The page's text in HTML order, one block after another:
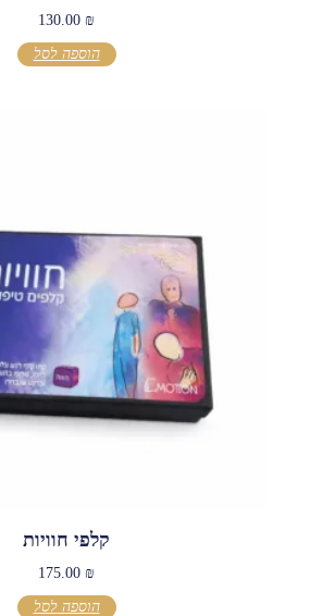
130.00 ₪
הוספה לסל
קלפי חוויות
175.00 ₪
הוספה לסל